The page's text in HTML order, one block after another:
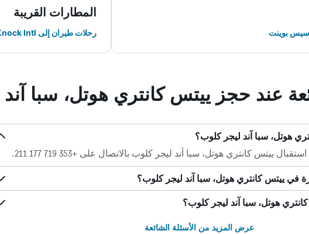
بوينت
المطارات القريبة
رحلات طيران إلى Knock Intl
عند حجز ييتس كانتري هوتل، سبا
هوتل، سبا آند ليجر كلوب؟
ييتس كانتري هوتل، سبا آند ليجر كلوب بالاتصال على +353 719 177 211.
في ييتس كانتري هوتل، سبا آند ليجر كلوب؟
هوتل، سبا آند ليجر كلوب؟
عرض المزيد من الأسئلة الشائعة